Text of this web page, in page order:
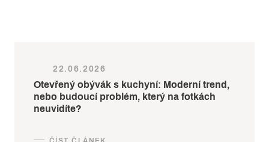
22.06.2026
Otevřený obývák s kuchyní: Moderní trend,
nebo budoucí problém, který na fotkách
neuvidíte?